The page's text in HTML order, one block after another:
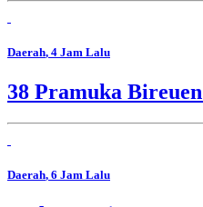
Daerah, 4 Jam Lalu
38 Pramuka
Daerah, 6 Jam Lalu